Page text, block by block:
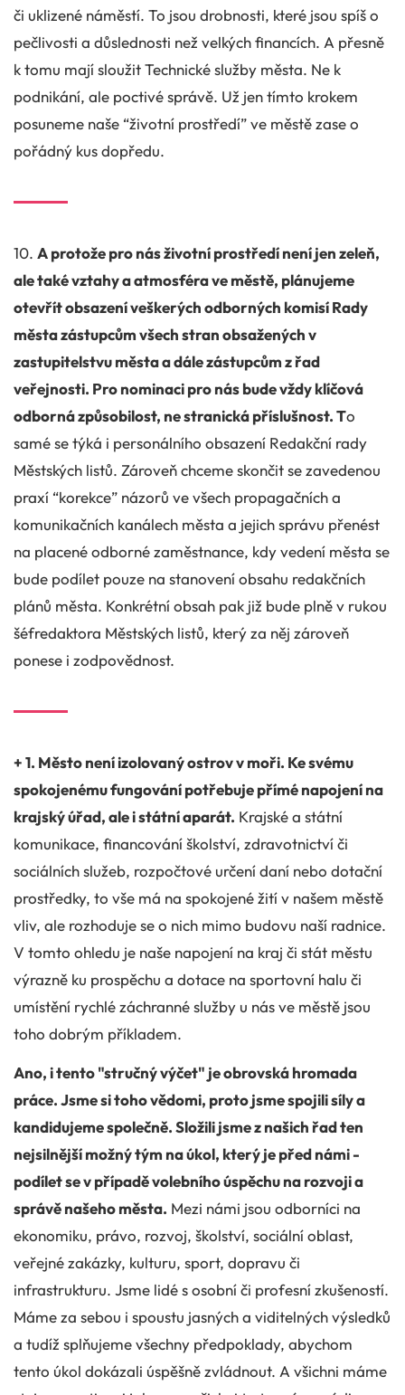
či uklizené náměstí. To jsou drobnosti, které jsou spíš o
pečlivosti a důslednosti než velkých financích. A přesně
k tomu mají sloužit Technické služby města. Ne k
podnikání, ale poctivé správě. Už jen tímto krokem
posuneme naše “životní prostředí” ve městě zase o
pořádný kus dopředu.
10. A protože pro nás životní prostředí není jen zeleň,
ale také vztahy a atmosféra ve městě, plánujeme
otevřít obsazení veškerých odborných komisí Rady
města zástupcům všech stran obsažených v
zastupitelstvu města a dále zástupcům z řad
veřejnosti. Pro nominaci pro nás bude vždy klíčová
odborná způsobilost, ne stranická příslušnost. To
samé se týká i personálního obsazení Redakční rady
Městských listů. Zároveň chceme skončit se zavedenou
praxí “korekce” názorů ve všech propagačních a
komunikačních kanálech města a jejich správu přenést
na placené odborné zaměstnance, kdy vedení města se
bude podílet pouze na stanovení obsahu redakčních
plánů města. Konkrétní obsah pak již bude plně v rukou
šéfredaktora Městských listů, který za něj zároveň
ponese i zodpovědnost.
+ 1. Město není izolovaný ostrov v moři. Ke svému
spokojenému fungování potřebuje přímé napojení na
krajský úřad, ale i státní aparát. Krajské a státní
komunikace, financování školství, zdravotnictví či
sociálních služeb, rozpočtové určení daní nebo dotační
prostředky, to vše má na spokojené žití v našem městě
vliv, ale rozhoduje se o nich mimo budovu naší radnice.
V tomto ohledu je naše napojení na kraj či stát městu
výrazně ku prospěchu a dotace na sportovní halu či
umístění rychlé záchranné služby u nás ve městě jsou
toho dobrým příkladem.
Ano, i tento "stručný výčet" je obrovská hromada
práce. Jsme si toho vědomi, proto jsme spojili síly a
kandidujeme společně. Složili jsme z našich řad ten
nejsilnější možný tým na úkol, který je před námi -
podílet se v případě volebního úspěchu na rozvoji a
správě našeho města. Mezi námi jsou odborníci na
ekonomiku, právo, rozvoj, školství, sociální oblast,
veřejné zakázky, kulturu, sport, dopravu či
infrastrukturu. Jsme lidé s osobní či profesní zkušeností.
Máme za sebou i spoustu jasných a viditelných výsledků
a tudíž splňujeme všechny předpoklady, abychom
tento úkol dokázali úspěšně zvládnout. A všichni máme